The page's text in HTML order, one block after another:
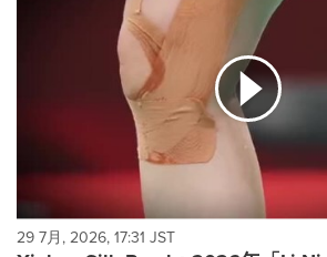
29 7月, 2026, 17:31 JST